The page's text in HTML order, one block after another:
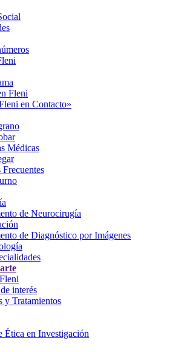
Fleni
en Contacto»
Médicas
Frecuentes
de Neurocirugía
de Diagnóstico por Imágenes
interés
y Tratamientos
Ética en Investigación